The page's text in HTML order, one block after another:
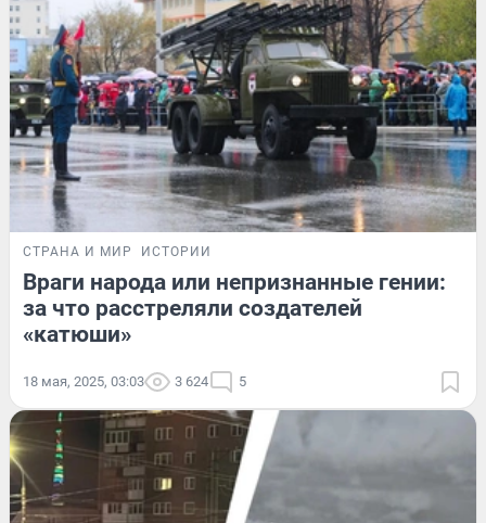
СТРАНА И МИР ИСТОРИИ
Враги народа или непризнанные гении:
за что расстреляли создателей
«катюши»
18 мая, 2025, 03:03 3 624 5